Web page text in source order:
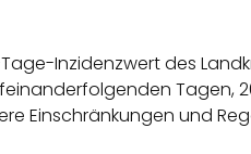
Inzidenzwert des
Tagen,
Einschränkungen und